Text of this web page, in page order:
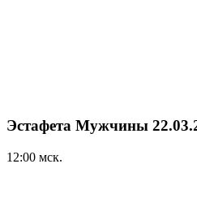
Эстафета Мужчины
12:00 мск.